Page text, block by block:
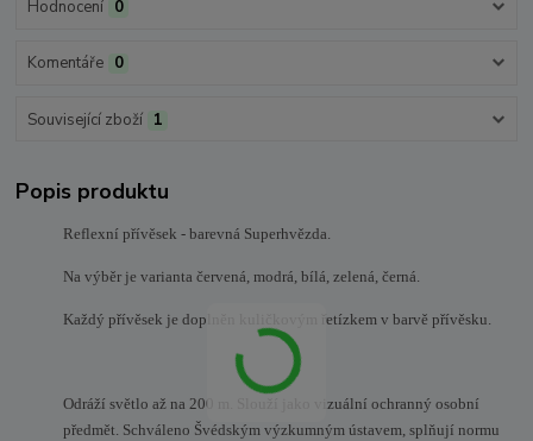
Hodnocení 0
Komentáře 0
Související zboží 1
Popis produktu
Reflexní přívěsek - barevná Superhvězda.
Na výběr je varianta červená, modrá, bílá, zelená, černá.
Každý přívěsek je doplněn kuličkovým řetízkem v barvě přívěsku.
Odráží světlo až na 200 m.
Slouží jako vizuální ochranný osobní
předmět. Schváleno Švédským výzkumným ústavem, splňují normu